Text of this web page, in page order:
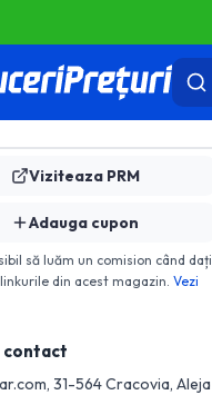
Viziteaza PRM
Adauga cupon
să luăm un comision când dați
din acest magazin. Vezi
contact
31-564 Cracovia, Aleja